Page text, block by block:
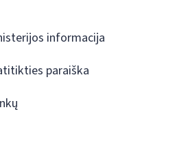
informacija
paraiška